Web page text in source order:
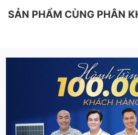
SẢN PHẨM CÙNG PHÂN